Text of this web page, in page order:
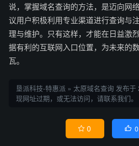
说，掌握域名查询的方法，是迈向网
议用户积极利用专业渠道进行查询与
理与维护。只有这样，才能在日益激
据有利的互联网入口位置，为未来的
瓦。
垦派科技-特惠派 » 太原域名查询 发布于
现网址过期，或无法访问，请联系我们。
 0  0